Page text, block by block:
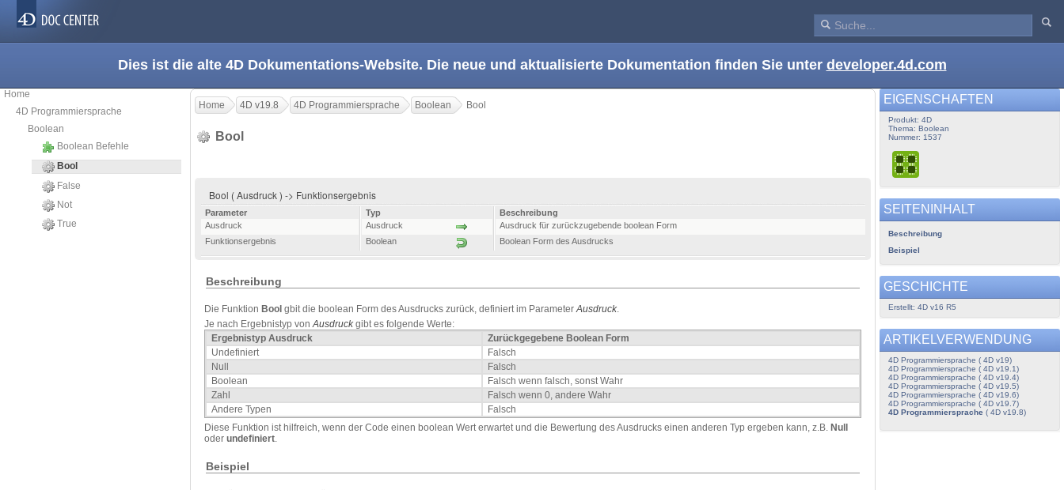
Dies ist die alte 4D Dokumentations-Website. Die neue und aktualisierte Dokumentation finden Sie unter developer.4d.com
Home
4D Programmiersprache
Boolean
Boolean Befehle
Bool
False
Not
True
Home 4D v19.8 4D Programmiersprache Boolean Bool
Bool
Bool ( Ausdruck ) -> Funktionsergebnis
Parameter Typ
Beschreibung
Ausdruck
Ausdruck
Ausdruck für zurückzugebende boolean Form
Funktionsergebnis
Boolean Boolean Form des Ausdrucks
Beschreibung
Die Funktion Bool gbit die boolean Form des Ausdrucks zurück, definiert im ParameterAusdruck.
Je nach Ergebnistyp vonAusdruck gibt es folgende Werte:
Ergebnistyp Ausdruck
Zurückgegebene Boolean Form
Undefiniert
Falsch
Null
Falsch
Boolean
Falsch wenn falsch, sonst Wahr
Zahl
Falsch wenn 0, andere Wahr
Andere Typen
Falsch
Diese Funktion ist hilfreich, wenn der Code einen boolean Wert erwartet und die Bewertung des Ausdrucks einen anderen Typ ergeben kann, z.B. Null
oder undefiniert.
Beispiel
EIGENSCHAFTEN
Produkt: 4D
Thema: Boolean
Nummer: 1537
SEITENINHALT
Beschreibung
Beispiel
GESCHICHTE
Erstellt: 4D v16 R5
ARTIKELVERWENDUNG
4D Programmiersprache ( 4D v19)
4D Programmiersprache ( 4D v19.1)
4D Programmiersprache ( 4D v19.4)
4D Programmiersprache ( 4D v19.5)
4D Programmiersprache ( 4D v19.6)
4D Programmiersprache ( 4D v19.7)
4D Programmiersprache( 4D v19.8)